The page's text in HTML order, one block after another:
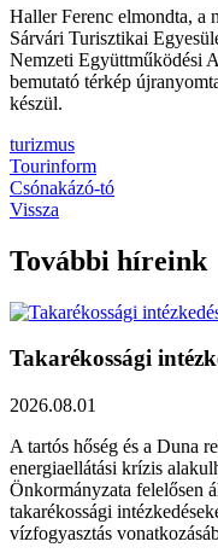
Haller Ferenc elmondta, a
Sárvári Turisztikai
Nemzeti Együttműködési
bemutató térkép
készül.
turizmus
Tourinform
Csónakázó-tó
Vissza
További híreink
Takarékossági
2026.08.01
A tartós hőség és a Duna
energiaellátási krízis
Önkormányzata felelősen
takarékossági
vízfogyasztás